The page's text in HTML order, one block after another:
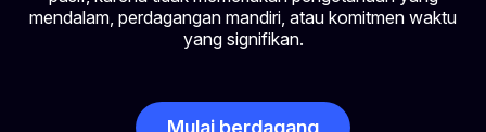
mendalam, perdagangan mandiri, atau komitmen waktu
yang signifikan.
Mulai berdagang